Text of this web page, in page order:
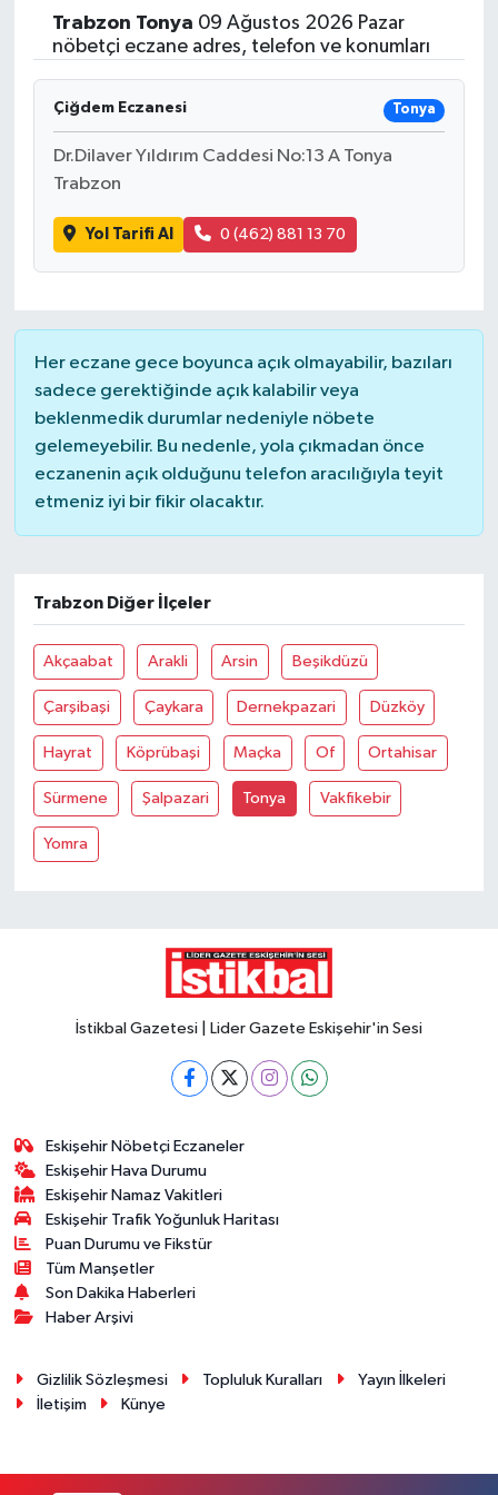
Trabzon Tonya 09 Ağustos 2026 Pazar
nöbetçi eczane adres, telefon ve konumları
Çiğdem Eczanesi Tonya
Dr.Dilaver Yıldırım Caddesi No:13 A Tonya
Trabzon
Yol Tarifi Al 0 (462) 881 13 70
Her eczane gece boyunca açık olmayabilir, bazıları
sadece gerektiğinde açık kalabilir veya
beklenmedik durumlar nedeniyle nöbete
gelemeyebilir. Bu nedenle, yola çıkmadan önce
eczanenin açık olduğunu telefon aracılığıyla teyit
etmeniz iyi bir fikir olacaktır.
Trabzon Diğer İlçeler
Akçaabat Arakli Arsin Beşikdüzü
Çarşibaşi Çaykara Dernekpazari Düzköy
Hayrat Köprübaşi Maçka Of Ortahisar
Sürmene Şalpazari Tonya Vakfikebir
Yomra
İstikbal Gazetesi | Lider Gazete Eskişehir'in Sesi
Eskişehir Nöbetçi Eczaneler
Eskişehir Hava Durumu
Eskişehir Namaz Vakitleri
Eskişehir Trafik Yoğunluk Haritası
Puan Durumu ve Fikstür
Tüm Manşetler
Son Dakika Haberleri
Haber Arşivi
Gizlilik Sözleşmesi Topluluk Kuralları
Yayın İlkeleri
İletişim
Künye
Yaşam